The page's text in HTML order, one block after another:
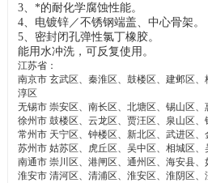
3、 *的耐化学腐蚀性能。
4、电镀锌／不锈钢端盖、中心骨架。
5、密封闭孔弹性氯丁橡胶。
能用水冲洗，可反复使用。
江苏省：
南京市 玄武区、秦淮区、鼓楼区、建邺区
淳区
无锡市 崇安区、南长区、北塘区、锡山区
徐州市 鼓楼区、云龙区、贾汪区、泉山区
常州市 天宁区、钟楼区、新北区、武进区、
苏州市 姑苏区、虎丘区、吴中区、相城区
南通市 崇川区、港闸区、通州区、海安县
淮安市 清河区、清浦区、淮安区、淮阴区